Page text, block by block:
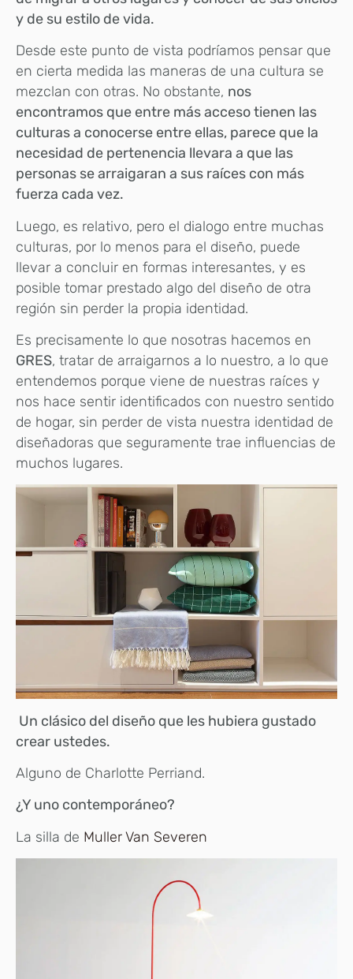
y de su estilo de vida.
Desde este punto de vista podríamos pensar que
en cierta medida las maneras de una cultura se
mezclan con otras. No obstante, nos
encontramos que entre más acceso tienen las
culturas a conocerse entre ellas, parece que la
necesidad de pertenencia llevara a que las
personas se arraigaran a sus raíces con más
fuerza cada vez.
Luego, es relativo, pero el dialogo entre muchas
culturas, por lo menos para el diseño, puede
llevar a concluir en formas interesantes, y es
posible tomar prestado algo del diseño de otra
región sin perder la propia identidad.
Es precisamente lo que nosotras hacemos en
GRES, tratar de arraigarnos a lo nuestro, a lo que
entendemos porque viene de nuestras raíces y
nos hace sentir identificados con nuestro sentido
de hogar, sin perder de vista nuestra identidad de
diseñadoras que seguramente trae influencias de
muchos lugares.
Un clásico del diseño que les hubiera gustado
crear ustedes.
Alguno de Charlotte Perriand.
¿Y uno contemporáneo?
La silla de Muller Van Severen